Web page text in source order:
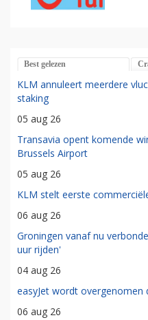
Best gelezen
KLM annuleert meerdere
staking
05 aug 26
Transavia opent komende
Brussels Airport
05 aug 26
KLM stelt eerste
06 aug 26
Groningen vanaf nu
uur rijden'
04 aug 26
easyJet wordt
06 aug 26